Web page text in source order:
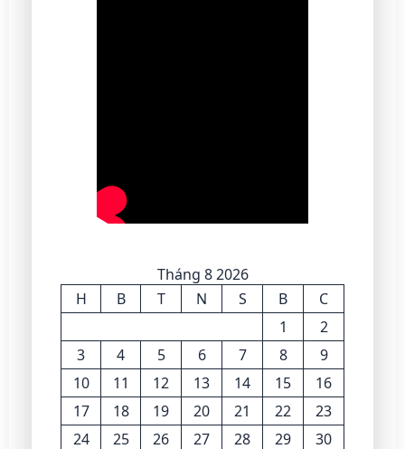
Tháng 8 2026
H
B T N S B
C
1
2
3
4 5 6 7 8
9
10
11 12 13 14 15
16
17
18 19 20 21 22
23
24
25 26 27 28 29 30